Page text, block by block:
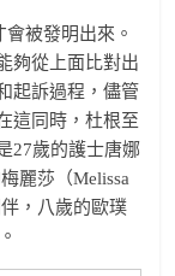
被發明出來。
夠從上面比對出
起訴過程，儘管
這同時，杜根至
27歲的護士唐娜
麗莎（Melissa
，八歲的歐璞